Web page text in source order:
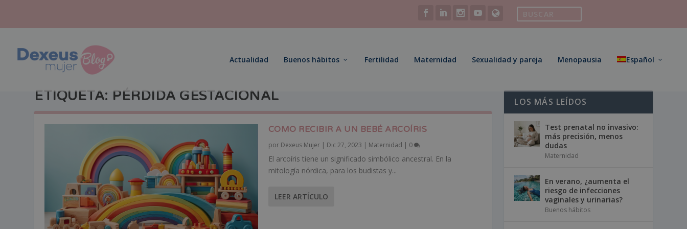
Actualidad Buenos hábitos Fertilidad Maternidad Sexualidad y pareja Menopausia Español
ETIQUETA: PÉRDIDA GESTACIONAL
COMO RECIBIR A UN BEBÉ ARCOÍRIS
por Dexeus Mujer| Dic 27, 2023 | Maternidad | 0
El arcoíris tiene un significado simbólico ancestral. En la
mitología nórdica, para los budistas y...
LEER ARTÍCULO
LOS MÁS LEÍDOS
Test prenatal no invasivo:
más precisión, menos
dudas
Maternidad
En verano, ¿aumenta el
riesgo de infecciones
vaginales y urinarias?
Buenos hábitos